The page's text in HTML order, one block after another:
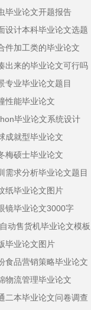
毕业论文开题报告
设计本科毕业论文选题
件加工类的毕业论文
出来的毕业论文可行吗
专业毕业论文题目
性能毕业论文
毕业论文系统设计
成就型毕业论文
梅硕士毕业论文
需求分析毕业论文题目
纸毕业论文图片
镜毕业论文3000字
动售货机毕业论文模板
毕业论文图片
食品营销策略毕业论文
物流管理毕业论文
二本毕业论文问卷调查